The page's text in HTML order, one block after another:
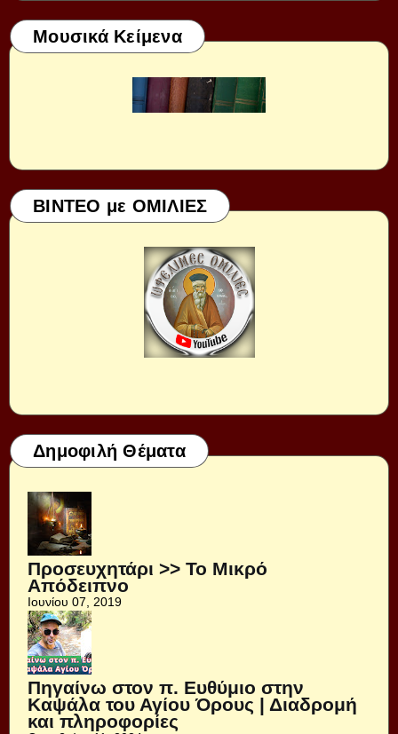
Μουσικά Κείμενα
ΒΙΝΤΕΟ με ΟΜΙΛΙΕΣ
Δημοφιλή Θέματα
Προσευχητάρι >> Το Μικρό
Απόδειπνο
Ιουνίου 07, 2019
Πηγαίνω στον π. Ευθύμιο στην
Καψάλα του Αγίου Όρους | Διαδρομή
και πληροφορίες